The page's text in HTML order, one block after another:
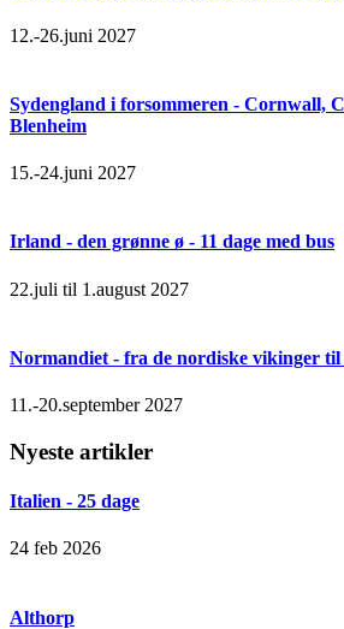
12.-26.juni 2027
Sydengland i forsommeren - Cornwall,
Blenheim
15.-24.juni 2027
Irland - den grønne ø - 11 dage med bus
22.juli til 1.august 2027
Normandiet - fra de nordiske vikinger til
11.-20.september 2027
Nyeste artikler
Italien - 25 dage
24 feb 2026
Althorp